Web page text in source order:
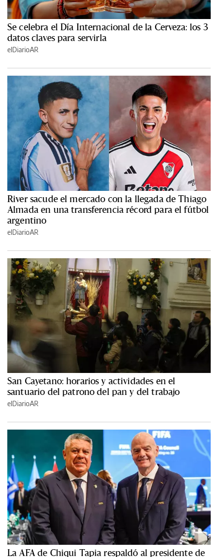
Se celebra el Día Internacional de la Cerveza: los 3
datos claves para servirla
elDiarioAR
River sacude el mercado con la llegada de Thiago
Almada en una transferencia récord para el fútbol
argentino
elDiarioAR
San Cayetano: horarios y actividades en el
santuario del patrono del pan y del trabajo
elDiarioAR
La AFA de Chiqui Tapia respaldó al presidente de